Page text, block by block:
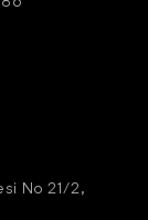
No 21/2,